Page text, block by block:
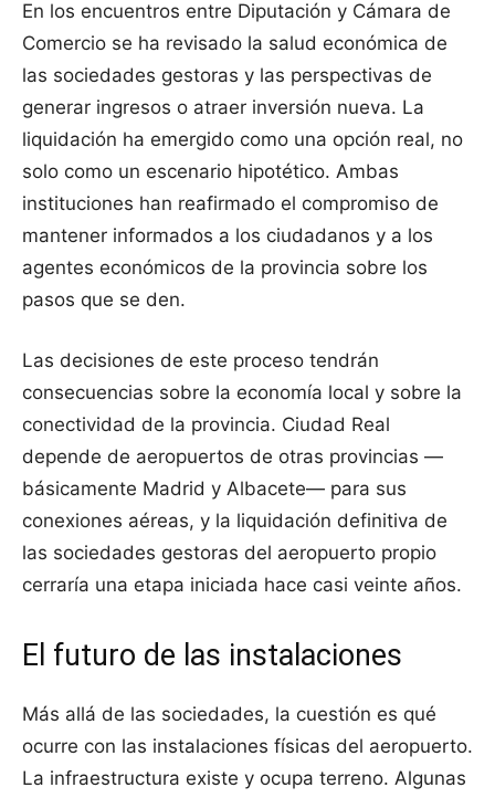
En los encuentros entre Diputación y Cámara de
Comercio se ha revisado la salud económica de
las sociedades gestoras y las perspectivas de
generar ingresos o atraer inversión nueva. La
liquidación ha emergido como una opción real, no
solo como un escenario hipotético. Ambas
instituciones han reafirmado el compromiso de
mantener informados a los ciudadanos y a los
agentes económicos de la provincia sobre los
pasos que se den.
Las decisiones de este proceso tendrán
consecuencias sobre la economía local y sobre la
conectividad de la provincia. Ciudad Real
depende de aeropuertos de otras provincias —
básicamente Madrid y Albacete— para sus
conexiones aéreas, y la liquidación definitiva de
las sociedades gestoras del aeropuerto propio
cerraría una etapa iniciada hace casi veinte años.
El futuro de las instalaciones
Más allá de las sociedades, la cuestión es qué
ocurre con las instalaciones físicas del aeropuerto.
La infraestructura existe y ocupa terreno. Algunas